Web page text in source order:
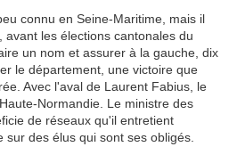
connu en Seine-Maritime, mais il
les élections cantonales du
un nom et assurer à la gauche, dix
le département, une victoire que
Avec l'aval de Laurent Fabius, le
Normandie. Le ministre des
de réseaux qu'il entretient
des élus qui sont ses obligés.